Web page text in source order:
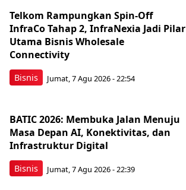
Bisnis
Telkom Rampungkan Spin-Off
InfraCo Tahap 2, InfraNexia Jadi Pilar
Utama Bisnis Wholesale
Connectivity
Jumat, 7 Agu 2026 - 22:54
Bisnis
BATIC 2026: Membuka Jalan Menuju
Masa Depan AI, Konektivitas, dan
Infrastruktur Digital
Jumat, 7 Agu 2026 - 22:39